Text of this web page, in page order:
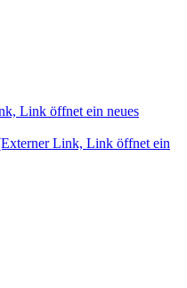
Link öffnet ein neues
Link, Link öffnet ein